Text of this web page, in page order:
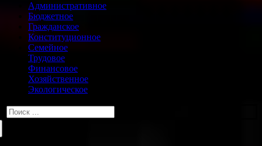
Административное
Бюджетное
Гражданское
Конституционное
Семейное
Трудовое
Финансовое
Хозяйственное
Экологическое
Искать: